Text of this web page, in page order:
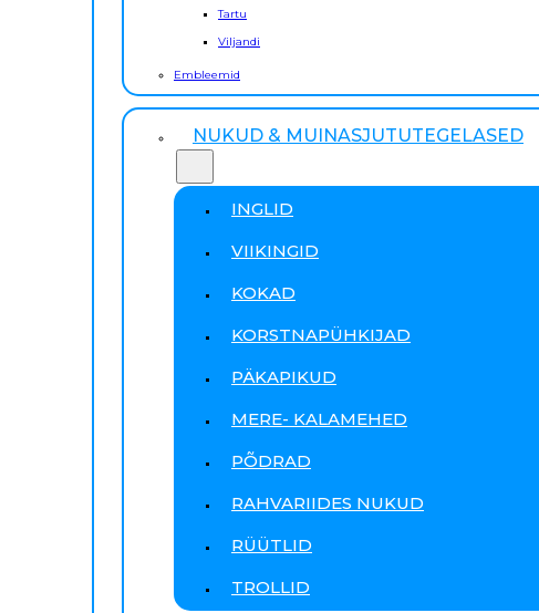
Tartu
Viljandi
Embleemid
NUKUD & MUINASJUTUTEGELASED
INGLID
VIIKINGID
KOKAD
KORSTNAPÜHKIJAD
PÄKAPIKUD
MERE- KALAMEHED
PÕDRAD
RAHVARIIDES NUKUD
RÜÜTLID
TROLLID